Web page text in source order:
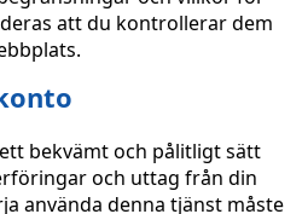
att du kontrollerar dem
bekvämt och pålitligt sätt
och uttag från din
använda denna tjänst måste